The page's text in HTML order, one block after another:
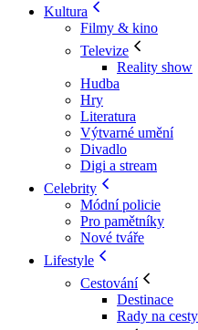
Kultura
Filmy & kino
Televize
Reality show
Hudba
Hry
Literatura
Výtvarné umění
Divadlo
Digi a stream
Celebrity
Módní policie
Pro pamětníky
Nové tváře
Lifestyle
Cestování
Destinace
Rady na cesty